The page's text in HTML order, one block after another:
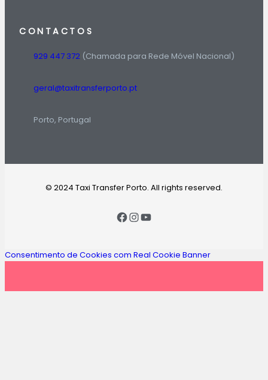
CONTACTOS
929 447 372 (Chamada para Rede Móvel Nacional)
geral@taxitransferporto.pt
Porto, Portugal
© 2024 Taxi Transfer Porto. All rights reserved.
Consentimento de Cookies com Real Cookie Banner